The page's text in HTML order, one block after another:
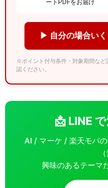
ートPDFをお届け
▶ 自分の場合い
※ポイント付与条件・対象期間など
認ください。
📩 LINE
AI / マーケ / 楽天モバ
興味のあるテーマ